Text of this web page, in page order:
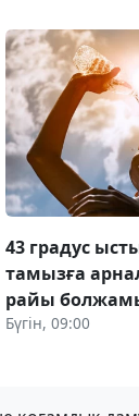
43 градус
тамызға
райы
Бүгін, 09:00